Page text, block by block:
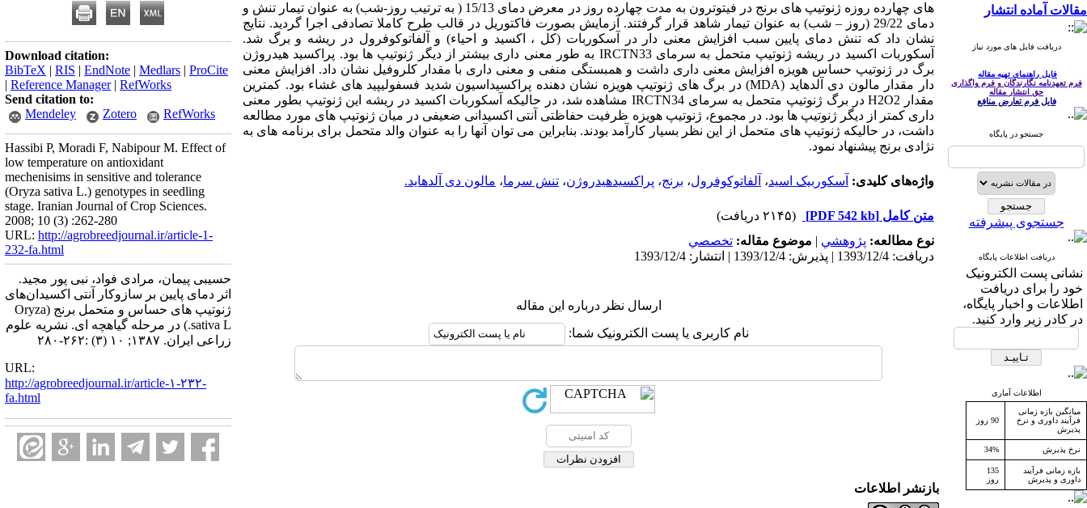
مقالات آماده انتشار
دریافت فایل های مورد نیاز
فایل راهنمای تهیه مقاله
فرم تعهدنامه نگارندگان و فرم واگذاری
حق انتشار مقاله
فایل فرم تعارض منافع
جستجو در پایگاه
جستجوی پیشرفته
دریافت اطلاعات پایگاه
نشانی پست الکترونیک
خود را برای دریافت
اطلاعات و اخبار پایگاه،
در کادر زیر وارد کنید.
اطلاعات آماری
میانگین بازه زمانی
فرآیند داوری و نرخ
پذیرش
90 روز
نرخ پذیرش 34%
بازه زمانی فرآیند
داوری و پذیرش
135
روز
های چهارده روزه ژنوتیپ های برنج در فیتوترون به مدت چهارده روز در معرض دمای 15/13 ( به ترتیب روز-شب) به عنوان تیمار تنش و
دمای 29/22 (روز – شب) به عنوان تیمار شاهد قرار گرفتند. آزمایش بصورت فاکتوریل در قالب طرح کاملا تصادفی اجرا گردید. نتایج
نشان داد که تنش دمای پایین سبب افزایش معنی دار در آسکوربات (کل ، اکسید و احیاء) و آلفاتوکوفرول در ریشه و برگ شد.
آسکوربات اکسید در ریشه ژنوتیپ متحمل به سرمای IRCTN33 به طور معنی داری بیشتر از دیگر ژنوتیپ ها بود. پراکسید هیدروژن
برگ در ژنوتیپ حساس هویزه افزایش معنی داری داشت و همبستگی منفی و معنی داری با مقدار کلروفیل نشان داد. افزایش معنی
دار مقدار مالون دی آلدهاید (MDA) در برگ های ژنوتیپ هویزه نشان دهنده پراکسیداسیون شدید فسفولیپید های غشاء بود. کمترین
مقدار H2O2 در برگ ژنوتیپ متحمل به سرمای IRCTN34 مشاهده شد، در حالیکه آسکوربات اکسید در ریشه این ژنوتیپ بطور معنی
داری کمتر از دیگر ژنوتیپ ها بود. در مجموع، ژنوتیپ هویزه ظرفیت حفاظتی آنتی اکسیدانی ضعیفی در میان ژنوتیپ های مورد مطالعه
داشت، در حالیکه ژنوتیپ های متحمل از این نظر بسیار کارآمد بودند. بنابراین می توان آنها را به عنوان والد متحمل برای برنامه های به
نژادی برنج پیشنهاد نمود.
واژه‌های کلیدی: آسکوربیک اسید، آلفاتوکوفرول، برنج، پراکسیدهیدروژن، تنش سرما، مالون دی آلدهاید.
متن کامل [PDF 542 kb]
(۲۱۴۵ دریافت)
نوع مطالعه: پژوهشي | موضوع مقاله: تخصصي
دریافت: 1393/12/4 | پذیرش: 1393/12/4 | انتشار: 1393/12/4
ارسال نظر درباره این مقاله
نام کاربری یا پست الکترونیک شما:
Download citation:
BibTeX | RIS | EndNote | Medlars | ProCite
| Reference Manager| RefWorks
Send citation to:
Mendeley
Zotero RefWorks
Hassibi P, Moradi F, Nabipour M. Effect of
low temperature on antioxidant
mechenisims in sensitive and tolerance
(Oryza sativa L.) genotypes in seedling
stage. Iranian Journal of Crop Sciences.
2008; 10 (3) :262-280
URL: http://agrobreedjournal.ir/article-1-
232-fa.html
حسیبی پیمان، مرادی فواد، نبی پور مجید.
اثر دمای پایین بر سازوکار آنتی اکسیدان‌های
ژنوتیپ های حساس و متحمل برنج (Oryza
sativa L.) در مرحله گیاهچه ای. نشریه علوم
زراعی ایران. ۱۳۸۷; ۱۰ (۳) :۲۶۲-۲۸۰
URL:
http://agrobreedjournal.ir/article-۱-۲۳۲-
fa.html
بازنشر اطلاعات